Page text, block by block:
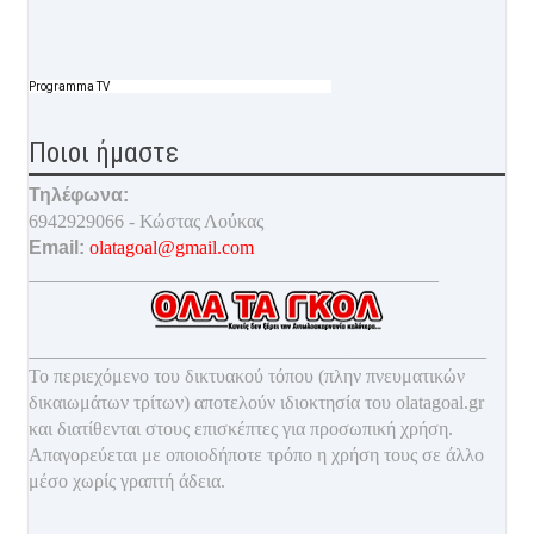
Programma TV
Ποιοι ήμαστε
Τηλέφωνα:
6942929066 - Κώστας Λούκας
Email: olatagoal@gmail.com
Το περιεχόμενο του δικτυακού τόπου (πλην πνευματικών
δικαιωμάτων τρίτων) αποτελούν ιδιοκτησία του olatagoal.gr
και διατίθενται στους επισκέπτες για προσωπική χρήση.
Απαγορεύεται με οποιοδήποτε τρόπο η χρήση τους σε άλλο
μέσο χωρίς γραπτή άδεια.